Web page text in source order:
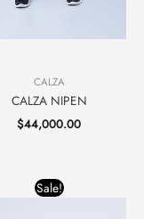
CALZA
CALZA NIPEN
$44,000.00
Sale!
Original
price